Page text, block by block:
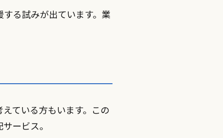
る試みが出ています。業
ている方もいます。この
ービス。